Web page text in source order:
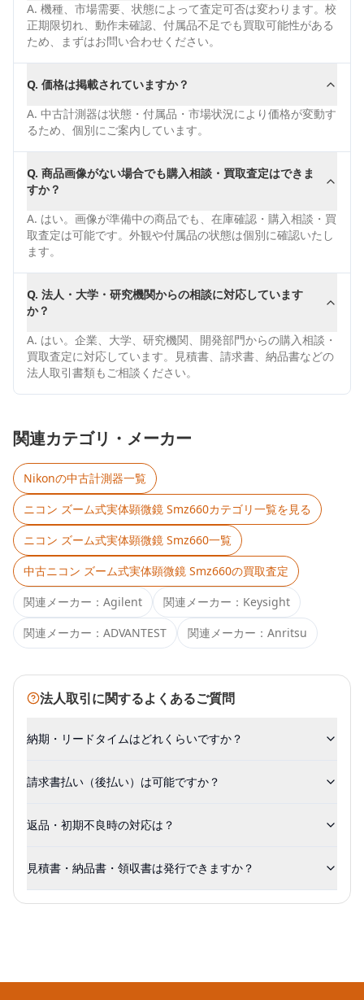
A. 機種、市場需要、状態によって査定可否は変わります。校
正期限切れ、動作未確認、付属品不足でも買取可能性がある
ため、まずはお問い合わせください。
Q. 価格は掲載されていますか？
A. 中古計測器は状態・付属品・市場状況により価格が変動す
るため、個別にご案内しています。
Q. 商品画像がない場合でも購入相談・買取査定はできま
すか？
A. はい。画像が準備中の商品でも、在庫確認・購入相談・買
取査定は可能です。外観や付属品の状態は個別に確認いたし
ます。
Q. 法人・大学・研究機関からの相談に対応しています
か？
A. はい。企業、大学、研究機関、開発部門からの購入相談・
買取査定に対応しています。見積書、請求書、納品書などの
法人取引書類もご相談ください。
関連カテゴリ・メーカー
Nikonの中古計測器一覧
ニコン ズーム式実体顕微鏡 Smz660カテゴリ一覧を見る
ニコン ズーム式実体顕微鏡 Smz660一覧
中古ニコン ズーム式実体顕微鏡 Smz660の買取査定
関連メーカー： Agilent 関連メーカー： Keysight
関連メーカー： ADVANTEST 関連メーカー： Anritsu
法人取引に関するよくあるご質問
納期・リードタイムはどれくらいですか？
請求書払い（後払い）は可能ですか？
返品・初期不良時の対応は？
見積書・納品書・領収書は発行できますか？